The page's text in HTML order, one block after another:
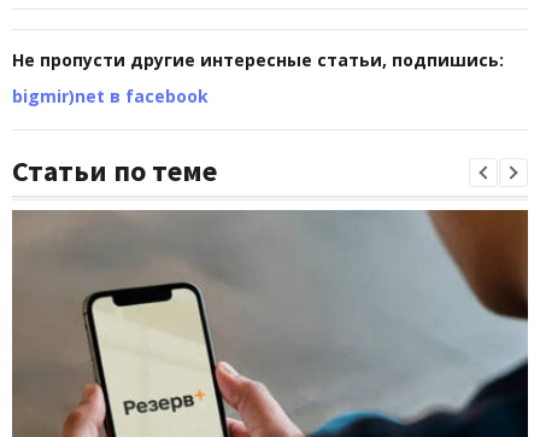
Не пропусти другие интересные статьи, подпишись:
bigmir)net в facebook
Статьи по теме